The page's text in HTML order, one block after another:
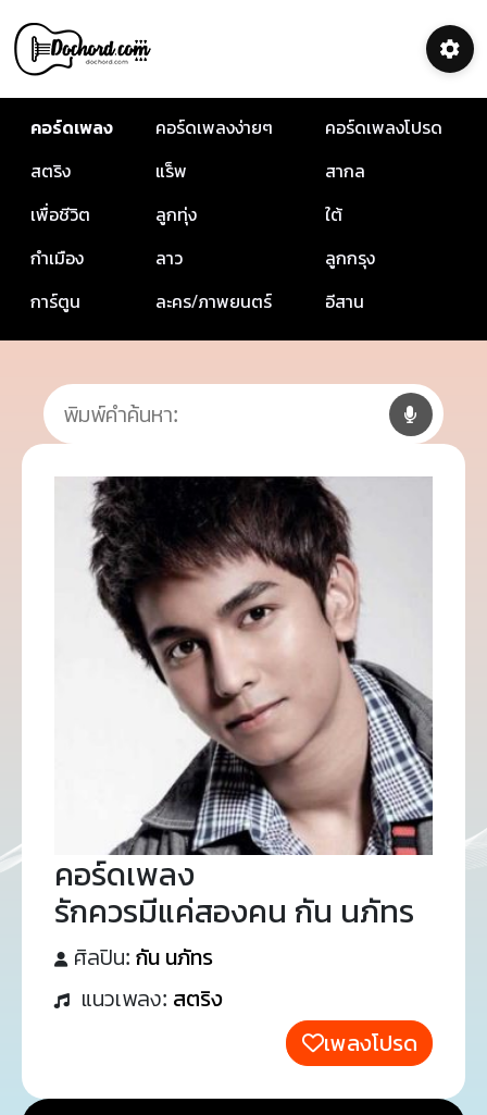
คอร์ดเพลง คอร์ดเพลงง่ายๆ
คอร์ดเพลงโปรด
สตริง
แร็พ
สากล
เพื่อชีวิต
ลูกทุ่ง
ใต้
กำเมือง
ลาว
ลูกกรุง
การ์ตูน
ละคร/ภาพยนตร์ อีสาน
คอร์ดเพลง
รักควรมีแค่สองคน กัน นภัทร
ศิลปิน: กัน นภัทร
แนวเพลง: สตริง
เพลงโปรด